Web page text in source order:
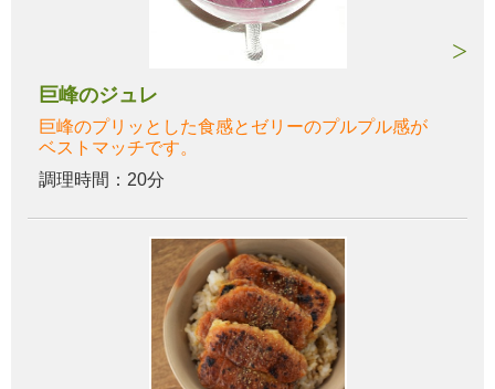
巨峰のジュレ
巨峰のプリッとした食感とゼリーのプルプル感が
ベストマッチです。
調理時間：20分